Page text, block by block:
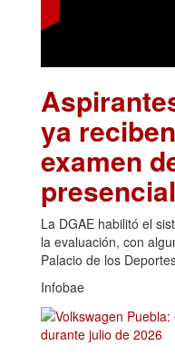
ya
examen
presencial
La DGAE habilitó el
la evaluación, con
Palacio de los
Infobae